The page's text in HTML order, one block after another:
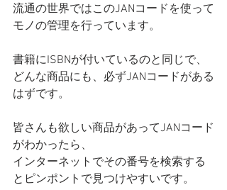
流通の世界ではこのJANコードを使って
モノの管理を行っています。
書籍にISBNが付いているのと同じで、
どんな商品にも、必ずJANコードがある
はずです。
皆さんも欲しい商品があってJANコード
がわかったら、
インターネットでその番号を検索する
とピンポントで見つけやすいです。